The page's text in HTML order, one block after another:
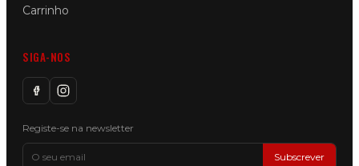
Carrinho
SIGA-NOS
Registe-se na newsletter
Subscrever